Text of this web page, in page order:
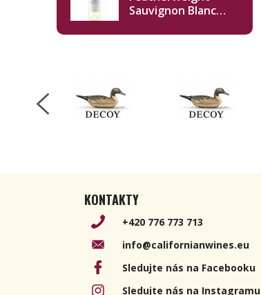
Sauvignon Blanc
KONTAKTY
+420 776 773 713
info@californianwines.eu
Sledujte nás na Facebooku
Sledujte nás na Instagramu